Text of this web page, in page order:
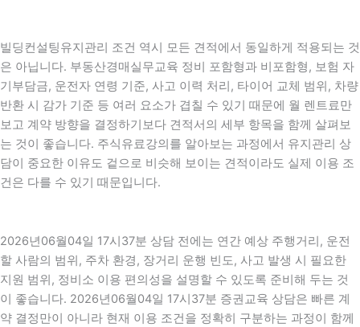
빌딩컨설팅유지관리 조건 역시 모든 견적에서 동일하게 적용되는 것
은 아닙니다. 부동산경매실무교육 정비 포함형과 비포함형, 보험 자
기부담금, 운전자 연령 기준, 사고 이력 처리, 타이어 교체 범위, 차량
반환 시 감가 기준 등 여러 요소가 겹칠 수 있기 때문에 월 렌트료만
보고 계약 방향을 결정하기보다 견적서의 세부 항목을 함께 살펴보
는 것이 좋습니다. 주식유료강의를 알아보는 과정에서 유지관리 상
담이 중요한 이유도 겉으로 비슷해 보이는 견적이라도 실제 이용 조
건은 다를 수 있기 때문입니다.
2026년06월04일 17시37분 상담 전에는 연간 예상 주행거리, 운전
할 사람의 범위, 주차 환경, 장거리 운행 빈도, 사고 발생 시 필요한
지원 범위, 정비소 이용 편의성을 설명할 수 있도록 준비해 두는 것
이 좋습니다. 2026년06월04일 17시37분 증권교육 상담은 빠른 계
약 결정만이 아니라 현재 이용 조건을 정확히 구분하는 과정이 함께